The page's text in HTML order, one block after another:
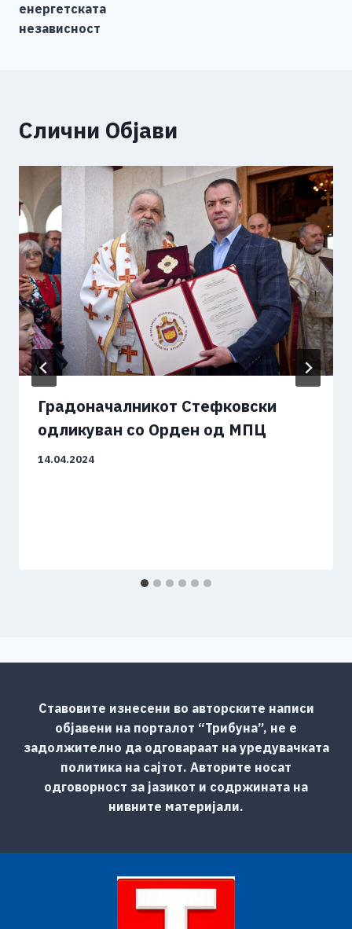
енергетската
независност
Слични Објави
Градоначалникот Стефковски
одликуван со Орден од МПЦ
14.04.2024
Ставовите изнесени во авторските написи
објавени на порталот “Трибуна”, не е
задолжително да одговараат на уредувачката
политика на сајтот. Авторите носат
одговорност за јазикот и содржината на
нивните материјали.